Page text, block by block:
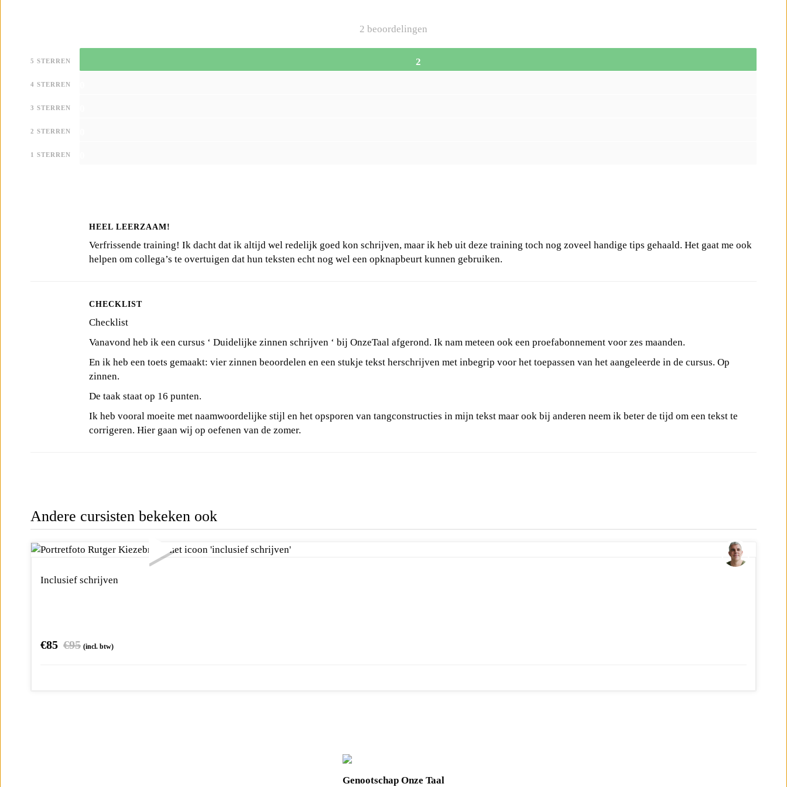
2 beoordelingen
5 STERREN 2
4 STERREN
3 STERREN
2 STERREN
1 STERREN
HEEL LEERZAAM!
Verfrissende training! Ik dacht dat ik altijd wel redelijk goed kon schrijven, maar ik heb uit deze training toch nog zoveel handige tips gehaald. Het gaat me ook
helpen om collega’s te overtuigen dat hun teksten echt nog wel een opknapbeurt kunnen gebruiken.
CHECKLIST
Checklist
Vanavond heb ik een cursus ‘ Duidelijke zinnen schrijven ‘ bij OnzeTaal afgerond. Ik nam meteen ook een proefabonnement voor zes maanden.
En ik heb een toets gemaakt: vier zinnen beoordelen en een stukje tekst herschrijven met inbegrip voor het toepassen van het aangeleerde in de cursus. Op
zinnen.
De taak staat op 16 punten.
Ik heb vooral moeite met naamwoordelijke stijl en het opsporen van tangconstructies in mijn tekst maar ook bij anderen neem ik beter de tijd om een tekst te
corrigeren. Hier gaan wij op oefenen van de zomer.
Andere cursisten bekeken ook
Inclusief schrijven
€85 €95 (incl. btw)
Genootschap Onze Taal